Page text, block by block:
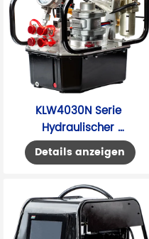
KLW4030N Serie
Hydraulischer
Drehmomentschlüssel
Luftpumpe
Details anzeigen